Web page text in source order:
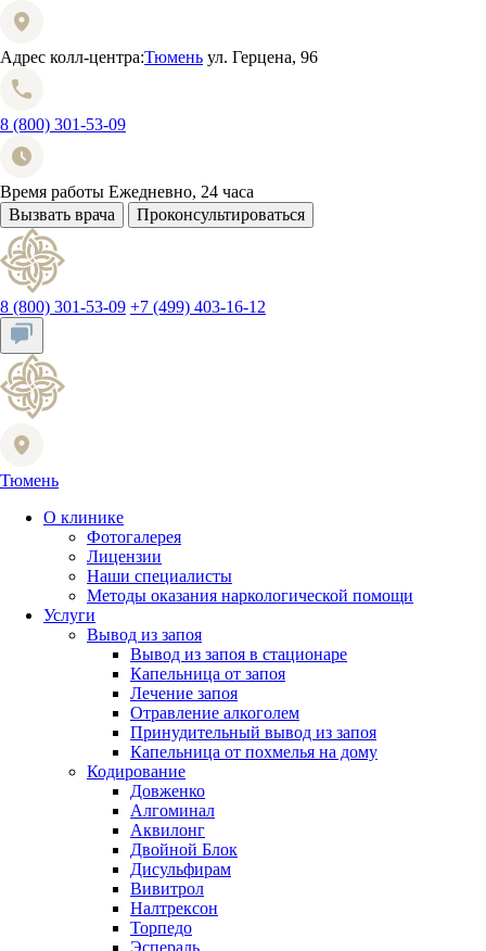
Адрес колл-центра:Тюмень ул. Герцена, 96
8 (800) 301-53-09
Время работы Ежедневно, 24 часа
Вызвать врача
Проконсультироваться
8 (800) 301-53-09 +7 (499) 403-16-12
Тюмень
О клинике
Фотогалерея
Лицензии
Наши специалисты
Методы оказания наркологической помощи
Услуги
Вывод из запоя
Вывод из запоя в стационаре
Капельница от запоя
Лечение запоя
Отравление алкоголем
Принудительный вывод из запоя
Капельница от похмелья на дому
Кодирование
Довженко
Алгоминал
Аквилонг
Двойной Блок
Дисульфирам
Вивитрол
Налтрексон
Торпедо
Эспераль